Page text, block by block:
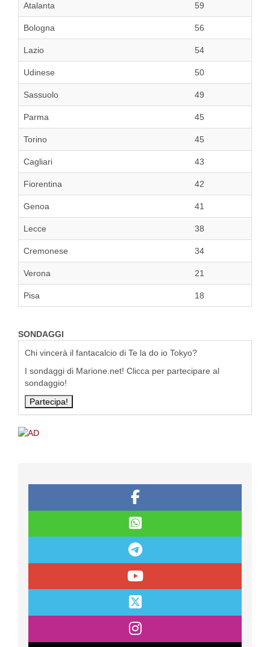
Atalanta 59
Bologna 56
Lazio 54
Udinese 50
Sassuolo 49
Parma 45
Torino 45
Cagliari 43
Fiorentina 42
Genoa 41
Lecce 38
Cremonese 34
Verona 21
Pisa 18
SONDAGGI
Chi vincerà il fantacalcio di Te la do io Tokyo?
I sondaggi di Marione.net! Clicca per partecipare al
sondaggio!